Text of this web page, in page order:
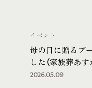
母の日に贈るブ
した（家族葬あす
イベント
2026.05.09